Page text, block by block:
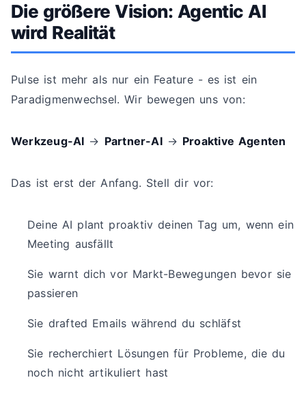
Die größere Vision: Agentic AI
wird Realität
Pulse ist mehr als nur ein Feature - es ist ein
Paradigmenwechsel. Wir bewegen uns von:
Werkzeug-AI → Partner-AI→ Proaktive Agenten
Das ist erst der Anfang. Stell dir vor:
Deine AI plant proaktiv deinen Tag um, wenn ein
Meeting ausfällt
Sie warnt dich vor Markt-Bewegungen bevor sie
passieren
Sie drafted Emails während du schläfst
Sie recherchiert Lösungen für Probleme, die du
noch nicht artikuliert hast